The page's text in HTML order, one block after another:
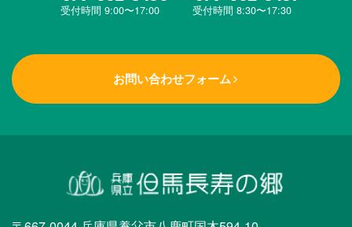
受付時間 9:00〜17:00 受付時間 8:30〜17:30
お問い合わせフォーム